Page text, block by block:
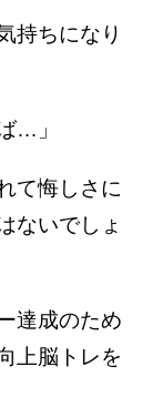
持ちになり
…」
て悔しさに
ないでしょ
達成のため
上脳トレを